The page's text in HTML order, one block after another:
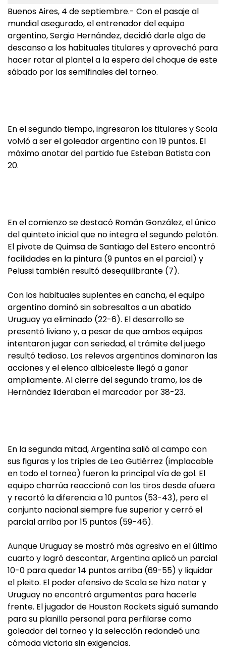
Buenos Aires, 4 de septiembre.- Con el pasaje al
mundial asegurado, el entrenador del equipo
argentino, Sergio Hernández, decidió darle algo de
descanso a los habituales titulares y aprovechó para
hacer rotar al plantel a la espera del choque de este
sábado por las semifinales del torneo.
En el segundo tiempo, ingresaron los titulares y Scola
volvió a ser el goleador argentino con 19 puntos. El
máximo anotar del partido fue Esteban Batista con
20.
En el comienzo se destacó Román González, el único
del quinteto inicial que no integra el segundo pelotón.
El pivote de Quimsa de Santiago del Estero encontró
facilidades en la pintura (9 puntos en el parcial) y
Pelussi también resultó desequilibrante (7).
Con los habituales suplentes en cancha, el equipo
argentino dominó sin sobresaltos a un abatido
Uruguay ya eliminado (22-6). El desarrollo se
presentó liviano y, a pesar de que ambos equipos
intentaron jugar con seriedad, el trámite del juego
resultó tedioso. Los relevos argentinos dominaron las
acciones y el elenco albiceleste llegó a ganar
ampliamente. Al cierre del segundo tramo, los de
Hernández lideraban el marcador por 38-23.
En la segunda mitad, Argentina salió al campo con
sus figuras y los triples de Leo Gutiérrez (implacable
en todo el torneo) fueron la principal vía de gol. El
equipo charrúa reaccionó con los tiros desde afuera
y recortó la diferencia a 10 puntos (53-43), pero el
conjunto nacional siempre fue superior y cerró el
parcial arriba por 15 puntos (59-46).
Aunque Uruguay se mostró más agresivo en el último
cuarto y logró descontar, Argentina aplicó un parcial
10-0 para quedar 14 puntos arriba (69-55) y liquidar
el pleito. El poder ofensivo de Scola se hizo notar y
Uruguay no encontró argumentos para hacerle
frente. El jugador de Houston Rockets siguió sumando
para su planilla personal para perfilarse como
goleador del torneo y la selección redondeó una
cómoda victoria sin exigencias.